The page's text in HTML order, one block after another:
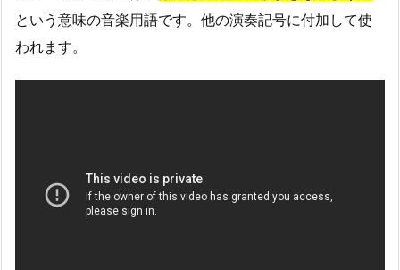
という意味の音楽用語です。他の演奏記号に付加して使
われます。